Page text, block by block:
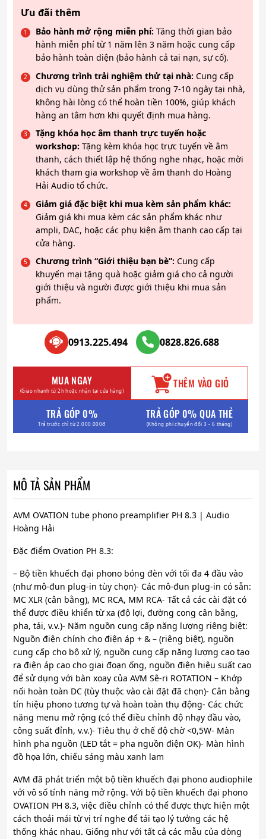
Ưu đãi thêm
Bảo hành mở rộng miễn phí: Tăng thời gian bảo
hành miễn phí từ 1 năm lên 3 năm hoặc cung cấp
bảo hành toàn diện (bảo hành cả tai nạn, sự cố).
Chương trình trải nghiệm thử tại nhà: Cung cấp
dịch vụ dùng thử sản phẩm trong 7-10 ngày tại nhà,
không hài lòng có thể hoàn tiền 100%, giúp khách
hàng an tâm hơn khi quyết định mua hàng.
Tặng khóa học âm thanh trực tuyến hoặc
workshop: Tặng kèm khóa học trực tuyến về âm
thanh, cách thiết lập hệ thống nghe nhạc, hoặc mời
khách tham gia workshop về âm thanh do Hoàng
Hải Audio tổ chức.
Giảm giá đặc biệt khi mua kèm sản phẩm khác:
Giảm giá khi mua kèm các sản phẩm khác như
ampli, DAC, hoặc các phụ kiện âm thanh cao cấp tại
cửa hàng.
Chương trình “Giới thiệu bạn bè”: Cung cấp
khuyến mại tặng quà hoặc giảm giá cho cả người
giới thiệu và người được giới thiệu khi mua sản
phẩm.
0913.225.494 0828.826.688
MUA NGAY
(Giao nhanh từ 2h hoặc nhận tại cửa hàng) THÊM VÀO GIỎ
TRẢ GÓP 0%
Trả trước chỉ từ 2.000.000đ
TRẢ GÓP 0% QUA THẺ
(Không phí chuyển đổi 3 - 6 tháng)
MÔ TẢ SẢN PHẨM
AVM OVATION tube phono preamplifier PH 8.3 | Audio
Hoàng Hải
Đặc điểm Ovation PH 8.3:
– Bộ tiền khuếch đại phono bóng đèn với tối đa 4 đầu vào
(như mô-đun plug-in tùy chọn)- Các mô-đun plug-in có sẵn:
MC XLR (cân bằng), MC RCA, MM RCA- Tất cả các cài đặt có
thể được điều khiển từ xa (độ lợi, đường cong cân bằng,
pha, tải, v.v.)- Năm nguồn cung cấp năng lượng riêng biệt:
Nguồn điện chính cho điện áp + & – (riêng biệt), nguồn
cung cấp cho bộ xử lý, nguồn cung cấp năng lượng cao tạo
ra điện áp cao cho giai đoạn ống, nguồn điện hiệu suất cao
để sử dụng với bàn xoay của AVM Sê-ri ROTATION – Khớp
nối hoàn toàn DC (tùy thuộc vào cài đặt đã chọn)- Cân bằng
tín hiệu phono tương tự và hoàn toàn thụ động- Các chức
năng menu mở rộng (có thể điều chỉnh độ nhạy đầu vào,
công suất đỉnh, v.v.)- Tiêu thụ ở chế độ chờ <0,5W- Màn
hình pha nguồn (LED tắt = pha nguồn điện OK)- Màn hình
đồ họa lớn, chiếu sáng màu xanh lam
AVM đã phát triển một bộ tiền khuếch đại phono audiophile
với vô số tính năng mở rộng. Với bộ tiền khuếch đại phono
OVATION PH 8.3, việc điều chỉnh có thể được thực hiện một
cách thoải mái từ vị trí nghe để tái tạo lý tưởng các hệ
thống khác nhau. Giống như với tất cả các mẫu của dòng